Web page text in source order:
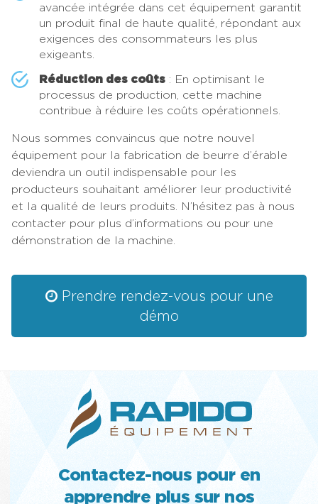
avancée intégrée dans cet équipement garantit
un produit final de haute qualité, répondant aux
exigences des consommateurs les plus
exigeants.
Réduction des coûts : En optimisant le
processus de production, cette machine
contribue à réduire les coûts opérationnels.
Nous sommes convaincus que notre nouvel
équipement pour la fabrication de beurre d’érable
deviendra un outil indispensable pour les
producteurs souhaitant améliorer leur productivité
et la qualité de leurs produits. N’hésitez pas à nous
contacter pour plus d’informations ou pour une
démonstration de la machine.
Prendre rendez-vous pour une
démo
Contactez-nous pour en
apprendre plus sur nos